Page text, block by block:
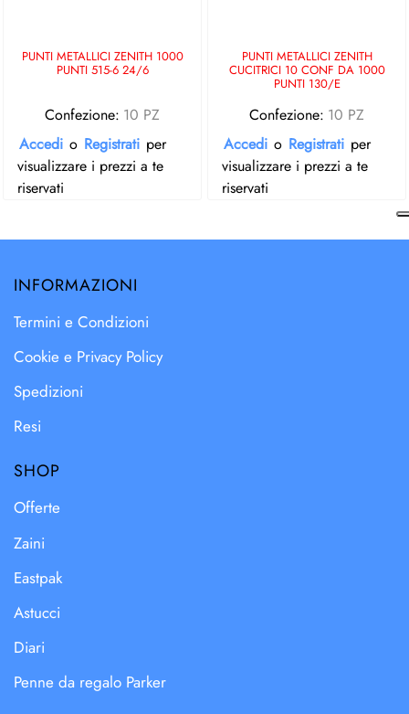
PUNTI METALLICI ZENITH 1000
PUNTI 515-6 24/6
Confezione: 10 PZ
Accedi o Registrati per
visualizzare i prezzi a te
riservati
PUNTI METALLICI ZENITH
CUCITRICI 10 CONF DA 1000
PUNTI 130/E
Confezione: 10 PZ
Accedi o Registrati per
visualizzare i prezzi a te
riservati
INFORMAZIONI
Termini e Condizioni
Cookie e Privacy Policy
Spedizioni
Resi
SHOP
Offerte
Zaini
Eastpak
Astucci
Diari
Penne da regalo Parker